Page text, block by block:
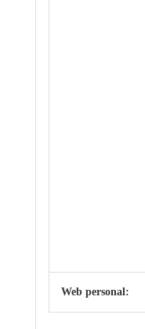
Web personal: